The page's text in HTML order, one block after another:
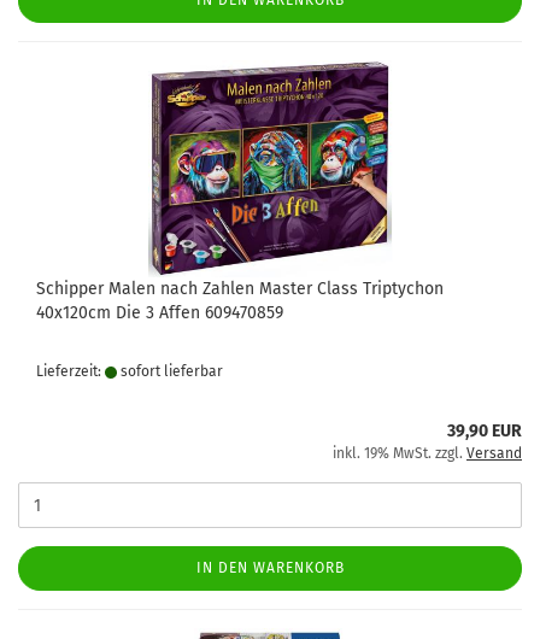
Schipper Malen nach Zahlen Master Class Triptychon
40x120cm Die 3 Affen 609470859
Lieferzeit: sofort lie­fer­bar
39,90 EUR
inkl. 19% MwSt. zzgl. Versand
IN DEN WARENKORB